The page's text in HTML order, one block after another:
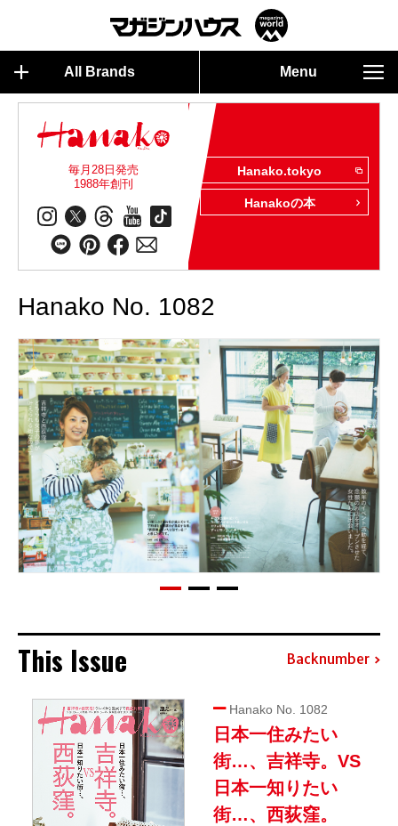
All Brands Menu
毎月28日発売
1988年創刊
Hanako.tokyo
Hanakoの本
Hanako No. 1082
This Issue Backnumber
Hanako No. 1082
日本一住みたい
街…、吉祥寺。VS
日本一知りたい
街…、西荻窪。